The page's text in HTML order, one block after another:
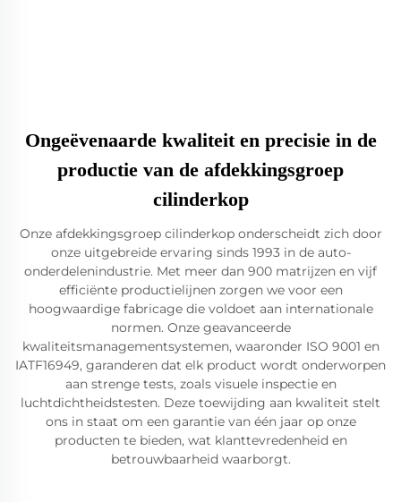
Ongeëvenaarde kwaliteit en precisie in de
productie van de afdekkingsgroep
cilinderkop
Onze afdekkingsgroep cilinderkop onderscheidt zich door
onze uitgebreide ervaring sinds 1993 in de auto-
onderdelenindustrie. Met meer dan 900 matrijzen en vijf
efficiënte productielijnen zorgen we voor een
hoogwaardige fabricage die voldoet aan internationale
normen. Onze geavanceerde
kwaliteitsmanagementsystemen, waaronder ISO 9001 en
IATF16949, garanderen dat elk product wordt onderworpen
aan strenge tests, zoals visuele inspectie en
luchtdichtheidstesten. Deze toewijding aan kwaliteit stelt
ons in staat om een garantie van één jaar op onze
producten te bieden, wat klanttevredenheid en
betrouwbaarheid waarborgt.